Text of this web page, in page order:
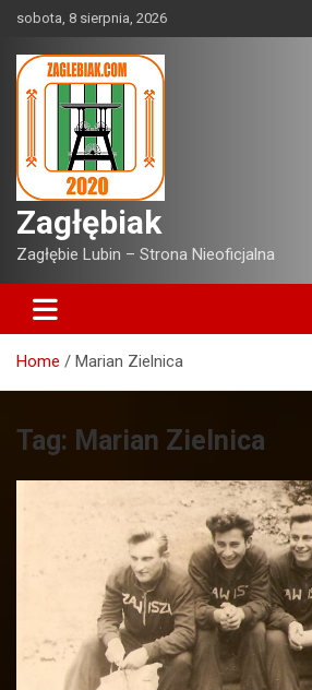
content
sobota, 8 sierpnia, 2026
Zagłębiak
Zagłębie Lubin – Strona Nieoficjalna
Home Marian Zielnica
Tag: Marian Zielnica